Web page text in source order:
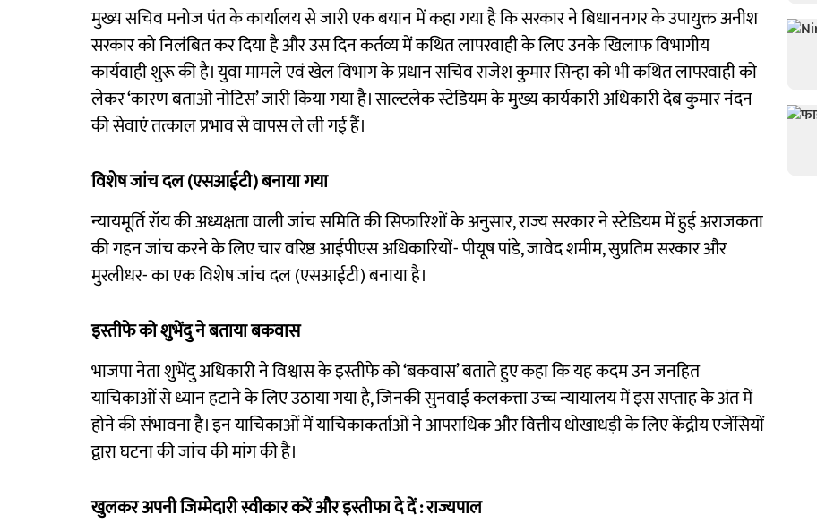
मुख्य सचिव मनोज पंत के कार्यालय से जारी एक बयान में कहा गया है कि सरकार ने बिधाननगर के उपायुक्त अनीश
सरकार को निलंबित कर दिया है और उस दिन कर्तव्य में कथित लापरवाही के लिए उनके खिलाफ विभागीय
कार्यवाही शुरू की है। युवा मामले एवं खेल विभाग के प्रधान सचिव राजेश कुमार सिन्हा को भी कथित लापरवाही को
लेकर ‘कारण बताओ नोटिस’ जारी किया गया है। साल्टलेक स्टेडियम के मुख्य कार्यकारी अधिकारी देब कुमार नंदन
की सेवाएं तत्काल प्रभाव से वापस ले ली गई हैं।
विशेष जांच दल (एसआईटी) बनाया गया
न्यायमूर्ति रॉय की अध्यक्षता वाली जांच समिति की सिफारिशों के अनुसार, राज्य सरकार ने स्टेडियम में हुई अराजकता
की गहन जांच करने के लिए चार वरिष्ठ आईपीएस अधिकारियों- पीयूष पांडे, जावेद शमीम, सुप्रतिम सरकार और
मुरलीधर- का एक विशेष जांच दल (एसआईटी) बनाया है।
इस्तीफे को शुभेंदु ने बताया बकवास
भाजपा नेता शुभेंदु अधिकारी ने विश्वास के इस्तीफे को ‘बकवास’ बताते हुए कहा कि यह कदम उन जनहित
याचिकाओं से ध्यान हटाने के लिए उठाया गया है, जिनकी सुनवाई कलकत्ता उच्च न्यायालय में इस सप्ताह के अंत में
होने की संभावना है। इन याचिकाओं में याचिकाकर्ताओं ने आपराधिक और वित्तीय धोखाधड़ी के लिए केंद्रीय एजेंसियों
द्वारा घटना की जांच की मांग की है।
खुलकर अपनी जिम्मेदारी स्वीकार करें और इस्तीफा दे दें : राज्यपाल